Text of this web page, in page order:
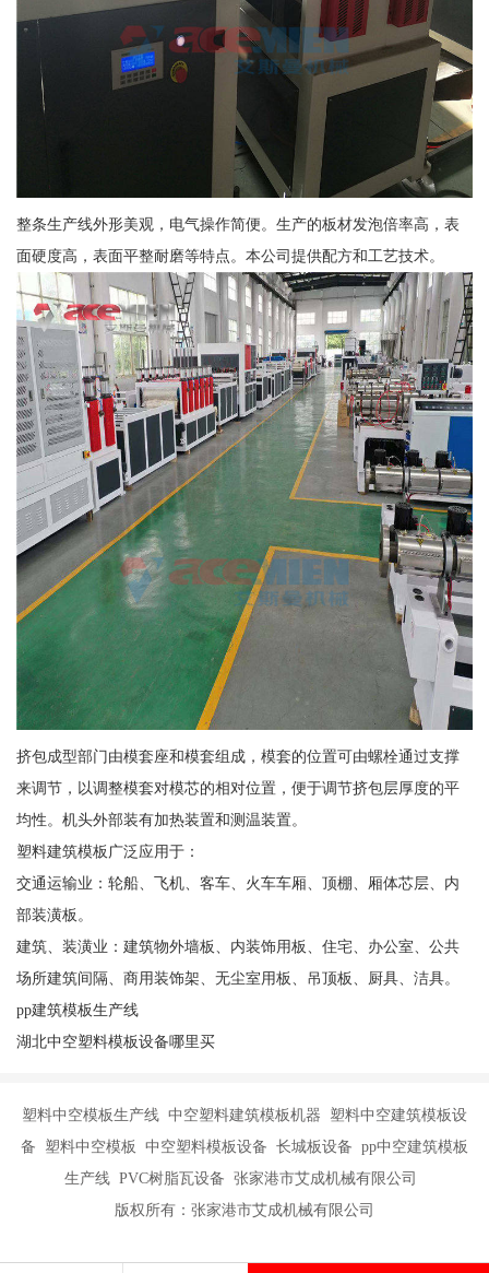
整条生产线外形美观，电气操作简便。生产的板材发泡倍率高，表
面硬度高，表面平整耐磨等特点。本公司提供配方和工艺技术。
挤包成型部门由模套座和模套组成，模套的位置可由螺栓通过支撑
来调节，以调整模套对模芯的相对位置，便于调节挤包层厚度的平
均性。机头外部装有加热装置和测温装置。
塑料建筑模板广泛应用于：
交通运输业：轮船、飞机、客车、火车车厢、顶棚、厢体芯层、内
部装潢板。
建筑、装潢业：建筑物外墙板、内装饰用板、住宅、办公室、公共
场所建筑间隔、商用装饰架、无尘室用板、吊顶板、厨具、洁具。
pp建筑模板生产线
湖北中空塑料模板设备哪里买
塑料中空模板生产线 中空塑料建筑模板机器 塑料中空建筑模板设
备 塑料中空模板 中空塑料模板设备 长城板设备 pp中空建筑模板
生产线 PVC树脂瓦设备 张家港市艾成机械有限公司
版权所有：张家港市艾成机械有限公司